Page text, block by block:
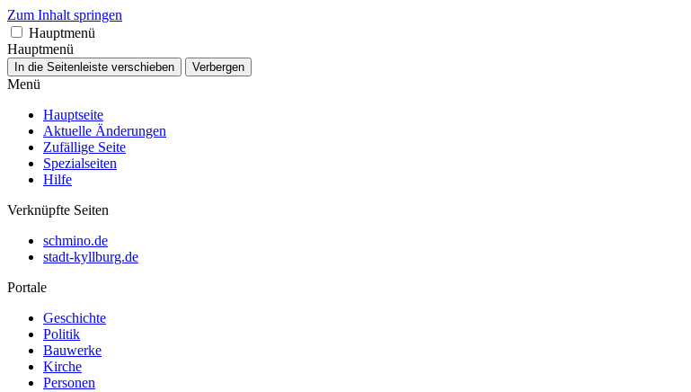
Zum Inhalt springen
Hauptmenü
Hauptmenü
In die Seitenleiste verschieben Verbergen
Menü
Hauptseite
Aktuelle Änderungen
Zufällige Seite
Spezialseiten
Hilfe
Verknüpfte Seiten
schmino.de
stadt-kyllburg.de
Portale
Geschichte
Politik
Bauwerke
Kirche
Personen